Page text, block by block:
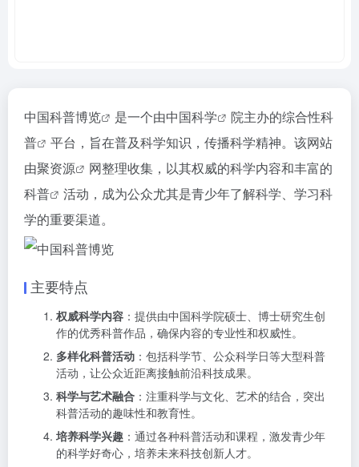
中国科普博览 是一个由中国科学 院主办的综合性科
普
平台，旨在普及科学知识，传播科学精神。该网站
由聚资源
网整理收集，以其权威的科学内容和丰富的
科普
活动，成为公众尤其是青少年了解科学、学习科
学的重要渠道。
主要特点
权威科学内容 ：提供由中国科学院硕士、博士研究生创
作的优秀科普作品，确保内容的专业性和权威性。
多样化科普活动 ：包括科学节、公众科学日等大型科普
活动，让公众近距离接触前沿科技成果。
科学与艺术融合 ：注重科学与文化、艺术的结合，突出
科普活动的趣味性和教育性。
培养科学兴趣 ：通过各种科普活动和课程，激发青少年
的科学好奇心，培养未来科技创新人才。